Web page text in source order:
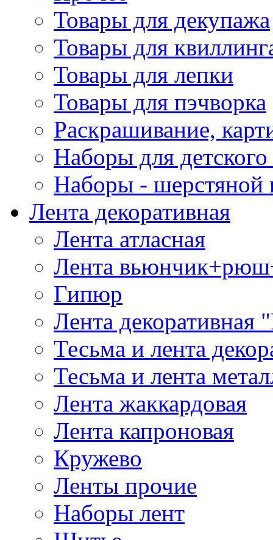
Товары для декупажа
Товары для
Товары для лепки
Товары для пэчворка
Раскрашивание,
Наборы для
Наборы - шерстяной
Лента декоративная
Лента атласная
Лента
Гипюр
Лента декоративная
Тесьма и лента
Тесьма и лента
Лента жаккардовая
Лента капроновая
Кружево
Ленты прочие
Наборы лент